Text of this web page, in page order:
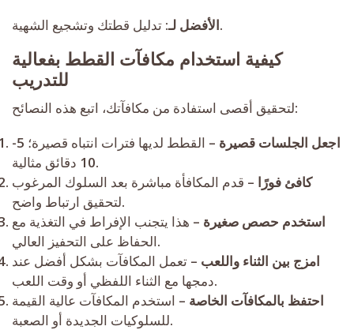
الأفضل لـ:تدليل قطتك وتشجيع الشهية.
كيفية استخدام مكافآت القطط بفعالية
للتدريب
لتحقيق أقصى استفادة من مكافآتك، اتبع هذه النصائح:
اجعل الجلسات قصيرة
– القطط لديها فترات انتباه قصيرة؛ 5-
10 دقائق مثالية.
كافئ فورًا – قدم المكافأة مباشرة بعد السلوك المرغوب
لتحقيق ارتباط واضح.
استخدم حصص صغيرة – هذا يتجنب الإفراط في التغذية مع
الحفاظ على التحفيز العالي.
امزج بين الثناء واللعب – تعمل المكافآت بشكل أفضل عند
دمجها مع الثناء اللفظي أو وقت اللعب.
احتفظ بالمكافآت الخاصة – استخدم المكافآت عالية القيمة
للسلوكيات الجديدة أو الصعبة.